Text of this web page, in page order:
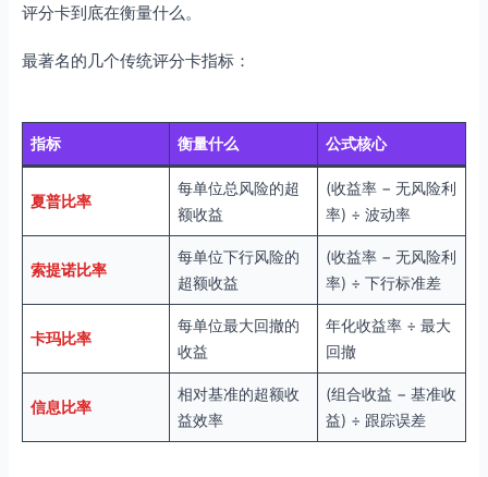
评分卡到底在衡量什么。
最著名的几个传统评分卡指标：
指标 衡量什么 公式核心
夏普比率
每单位总风险的超
额收益
(收益率 − 无风险利
率) ÷ 波动率
索提诺比率
每单位下行风险的
超额收益
(收益率 − 无风险利
率) ÷ 下行标准差
卡玛比率
每单位最大回撤的
收益
年化收益率 ÷ 最大
回撤
信息比率
相对基准的超额收
益效率
(组合收益 − 基准收
益) ÷ 跟踪误差